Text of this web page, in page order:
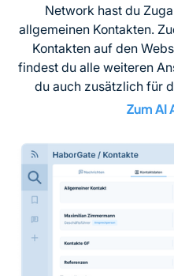
Network hast du
allgemeinen Kontakten.
Kontakten auf den
findest du alle weiteren
du auch zusätzlich für
Zum AI